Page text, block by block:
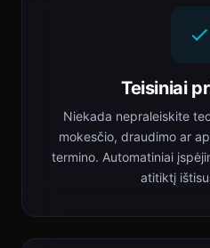
Teisiniai
Niekada nepraleiskite
mokesčio, draudimo ar
termino. Automatiniai
atitiktį